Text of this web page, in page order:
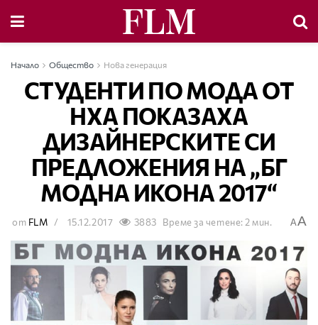
Начало Общество Нова генерация
СТУДЕНТИ ПО МОДА ОТ
НХА ПОКАЗАХА
ДИЗАЙНЕРСКИТЕ СИ
ПРЕДЛОЖЕНИЯ НА „БГ
МОДНА ИКОНА 2017“
от FLM 15.12.2017 3883 Време за четене: 2 мин. AA